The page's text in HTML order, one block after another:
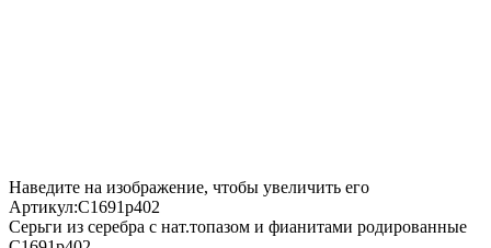
Наведите на изображение, чтобы увеличить его
Артикул:С1691р402
Серьги из серебра с нат.топазом и фианитами родированные